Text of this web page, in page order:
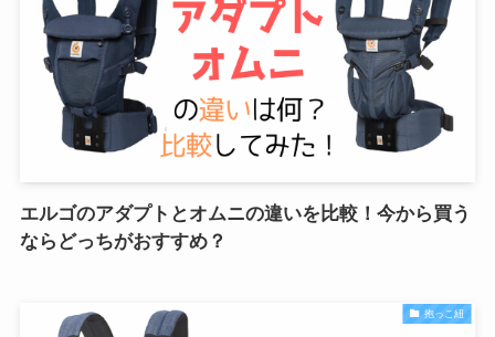
エルゴのアダプトとオムニの違いを比較！今から買う
ならどっちがおすすめ？
抱っこ紐